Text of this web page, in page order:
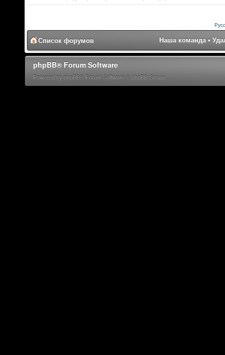
Список форумов Наша команда•
phpBB® Forum Software
Powered by phpBB® Forum Software © phpBB Group